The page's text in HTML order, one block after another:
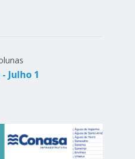
Julho 1